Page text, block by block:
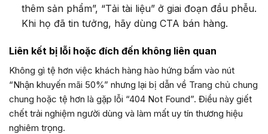
thêm sản phẩm”, “Tải tài liệu” ở giai đoạn đầu phễu.
Khi họ đã tin tưởng, hãy dùng CTA bán hàng.
Liên kết bị lỗi hoặc đích đến không liên quan
Không gì tệ hơn việc khách hàng hào hứng bấm vào nút
“Nhận khuyến mãi 50%” nhưng lại bị dẫn về Trang chủ chung
chung hoặc tệ hơn là gặp lỗi “404 Not Found”. Điều này giết
chết trải nghiệm người dùng và làm mất uy tín thương hiệu
nghiêm trọng.